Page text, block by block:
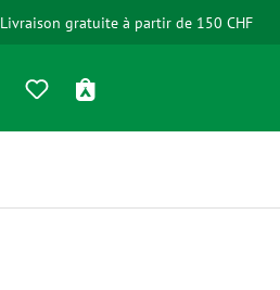
Livraison gratuite à partir de 150 CHF
Vous avez 0 articles dans